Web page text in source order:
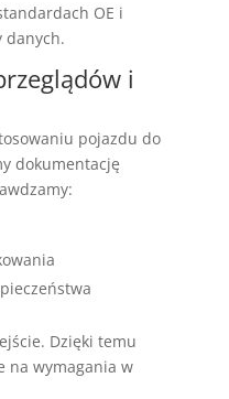
OE i
danych.
i
pojazdu do
dokumentację
Dzięki temu
na wymagania w